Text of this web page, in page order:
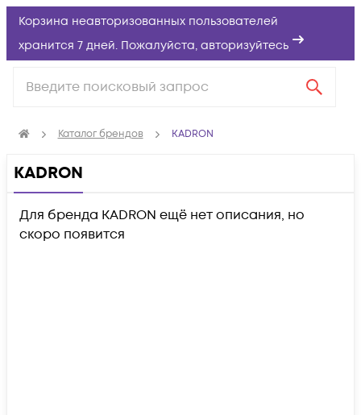
Корзина неавторизованных пользователей
хранится 7 дней. Пожалуйста, авторизуйтесь
Каталог брендов KADRON
KADRON
Для бренда KADRON ещё нет описания, но
скоро появится